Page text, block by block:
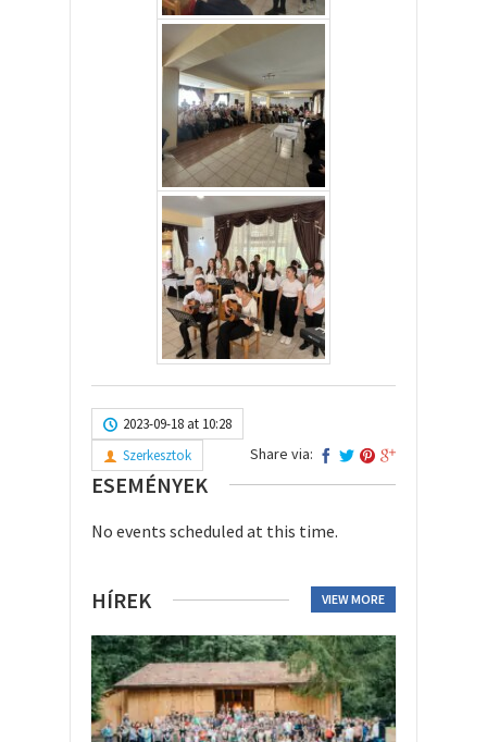
2023-09-18 at 10:28
Szerkesztok
Share via:
ESEMÉNYEK
No events scheduled at this time.
HÍREK VIEW MORE